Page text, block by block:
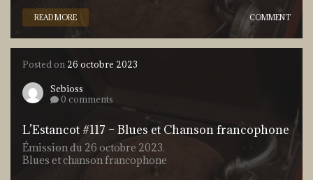
READ MORE COMMENT
Posted on 26 octobre 2023
Sebioss
0 comments
L’Estancot #117 – Blues et Chanson francophone
Émission du 26 octobre 2023.
Blues et chanson francophone